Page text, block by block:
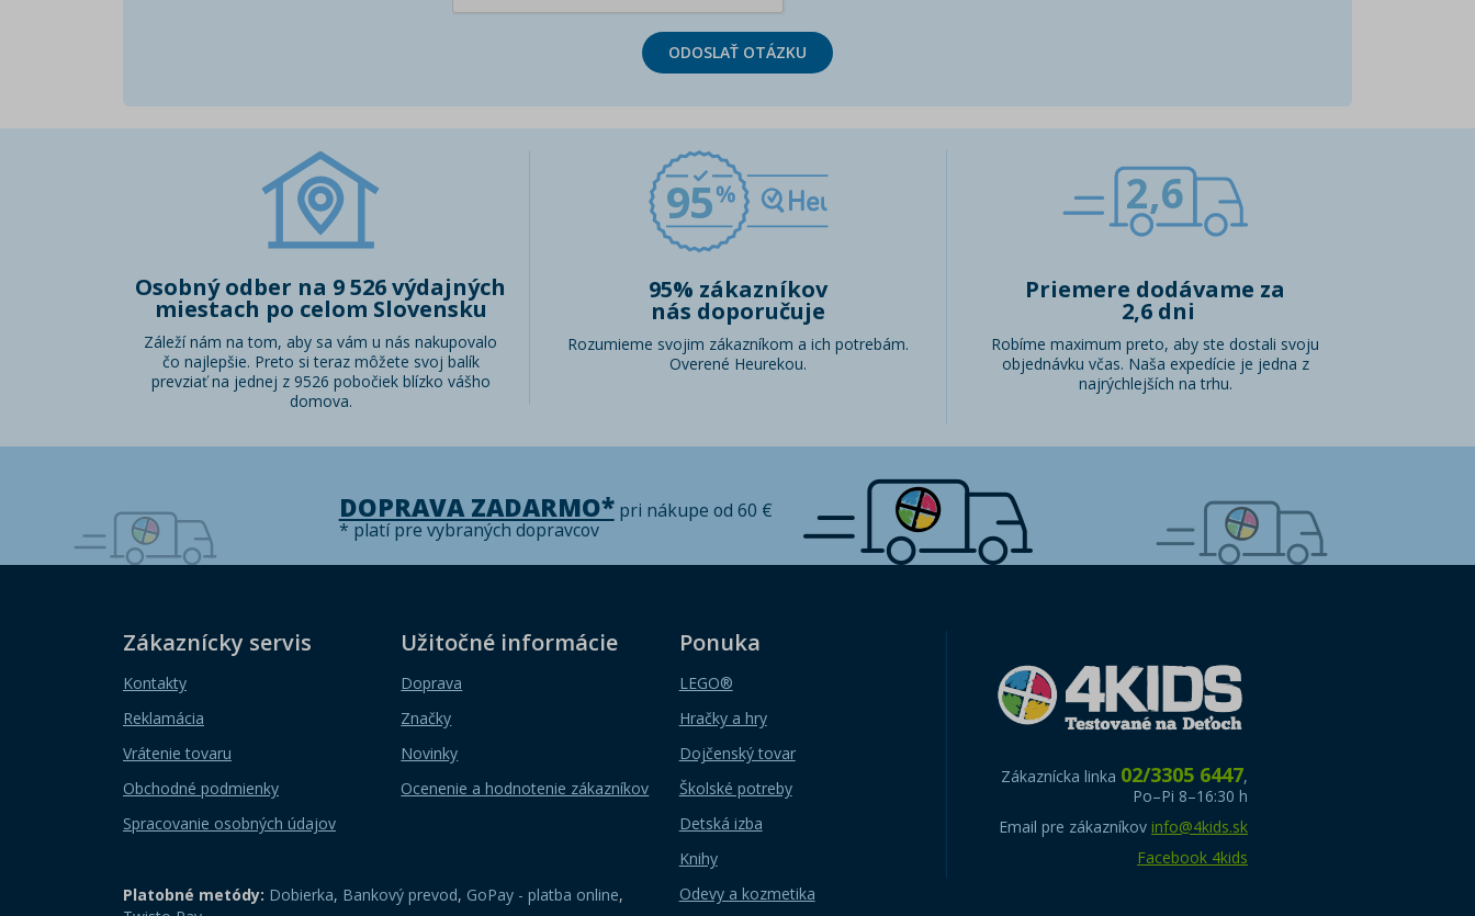
ODOSLAŤ OTÁZKU
Osobný odber na 9 526 výdajných
miestach po celom Slovensku
Záleží nám na tom, aby sa vám u nás nakupovalo
čo najlepšie. Preto si teraz môžete svoj balík
prevziať na jednej z 9526 pobočiek blízko vášho
domova.
95
95% zákazníkov
nás doporučuje
Rozumieme svojim zákazníkom a ich potrebám.
Overené Heurekou.
2,6
Priemere dodávame za
2,6 dni
Robíme maximum preto, aby ste dostali svoju
objednávku včas. Naša expedície je jedna z
najrýchlejších na trhu.
DOPRAVA ZADARMO*pri nákupe od 60 €
* platí pre vybraných dopravcov
Zákaznícky servis
Kontakty
Reklamácia
Vrátenie tovaru
Obchodné podmienky
Spracovanie osobných údajov
Užitočné informácie
Doprava
Značky
Novinky
Ocenenie a hodnotenie zákazníkov
Ponuka
LEGO®
Hračky a hry
Dojčenský tovar
Školské potreby
Detská izba
Knihy
Odevy a kozmetika
Platobné metódy: Dobierka, Bankový prevod, GoPay - platba online,
Zákaznícka linka 02/3305 6447,
Po–Pi 8–16:30 h
Email pre zákazníkov info@4kids.sk
Facebook 4kids